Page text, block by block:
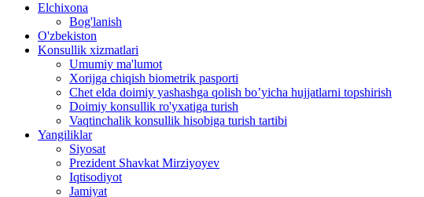
Elchixona
Bog'lanish
O'zbekiston
Konsullik xizmatlari
Umumiy ma'lumot
Xorijga chiqish biometrik pasporti
Chet elda doimiy yashashga qolish bo’yicha hujjatlarni topshirish
Doimiy konsullik ro'yxatiga turish
Vaqtinchalik konsullik hisobiga turish tartibi
Yangiliklar
Siyosat
Prezident Shavkat Mirziyoyev
Iqtisodiyot
Jamiyat